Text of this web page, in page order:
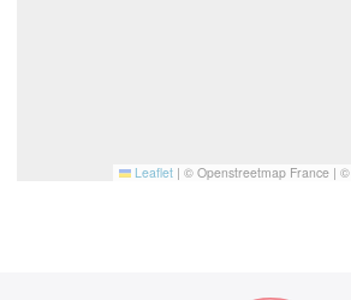
Leaflet | © Openstreetmap France | ©